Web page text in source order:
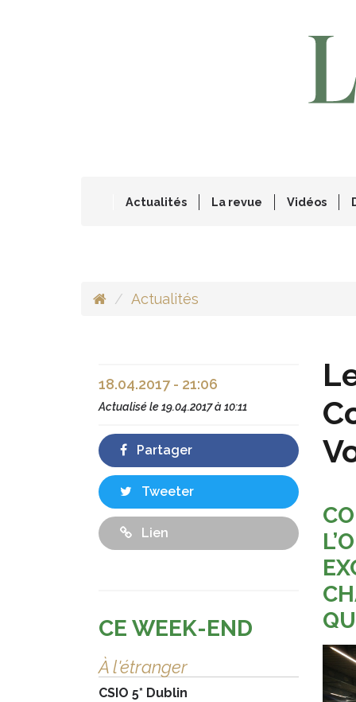
Actualités La revue Vidéos
Actualités
18.04.2017 - 21:06
Actualisé le19.04.2017 à 10:11
Partager
Tweeter
Lien
CE WEEK-END
À l'étranger
CSIO 5* Dublin